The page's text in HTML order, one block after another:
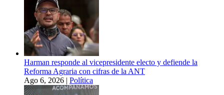
Harman responde al vicepresidente electo y defiende la
Reforma Agraria con cifras de la ANT
Ago 6, 2026 | Política